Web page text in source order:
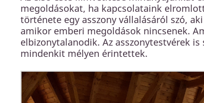
megoldásokat, ha kapcsolataink
története egy asszony vállalásáról szó,
amikor emberi megoldások nincsenek.
elbizonytalanodik. Az asszonytestvérek
mindenkit mélyen érintettek.